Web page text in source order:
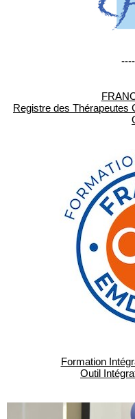
Registre des Thérapeutes
Formation
Outil